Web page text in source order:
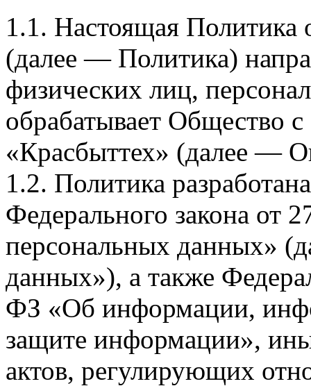
1.1. Настоящая Политика
(далее — Политика)
физических лиц,
обрабатывает Общество
«Красбыттех» (далее —
1.2. Политика
Федерального закона
персональных данных»
данных»), а также
ФЗ «Об информации,
защите информации»,
актов, регулирующих